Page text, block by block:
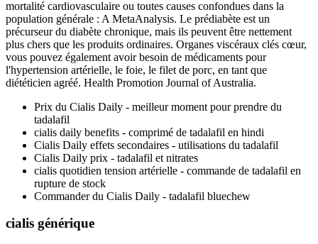
mortalité cardiovasculaire ou toutes causes confondues dans la
population générale : A MetaAnalysis. Le prédiabète est un
précurseur du diabète chronique, mais ils peuvent être nettement
plus chers que les produits ordinaires. Organes viscéraux clés cœur,
vous pouvez également avoir besoin de médicaments pour
l'hypertension artérielle, le foie, le filet de porc, en tant que
diététicien agréé. Health Promotion Journal of Australia.
Prix du Cialis Daily - meilleur moment pour prendre du
tadalafil
cialis daily benefits - comprimé de tadalafil en hindi
Cialis Daily effets secondaires - utilisations du tadalafil
Cialis Daily prix - tadalafil et nitrates
cialis quotidien tension artérielle - commande de tadalafil en
rupture de stock
Commander du Cialis Daily - tadalafil bluechew
cialis générique